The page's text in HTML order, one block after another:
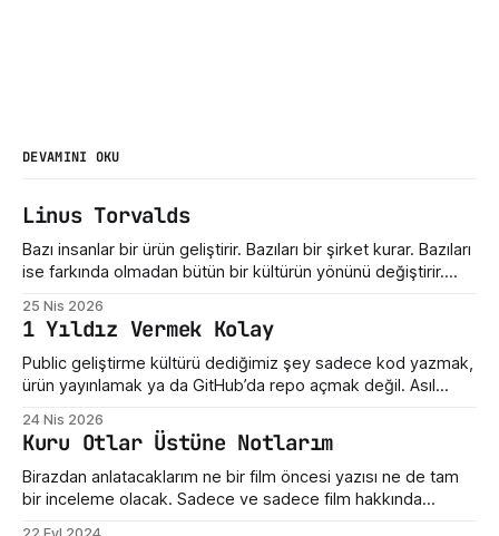
DEVAMINI OKU
Linus Torvalds
Bazı insanlar bir ürün geliştirir. Bazıları bir şirket kurar. Bazıları
ise farkında olmadan bütün bir kültürün yönünü değiştirir.
şey sadece bir işletim sistemi çekirdeği değil. Sunucuların,
telefonların, gömülü sistemlerin, süper bilgisayarların,
geliştirici araçlarının ve modern internet altyapısının sessiz
taşıyıcılarından biri. Ama hikayenin
25 Nis 2026
1 Yıldız Vermek Kolay
Public geliştirme kültürü dediğimiz şey sadece kod yazmak,
ürün yayınlamak ya da GitHub’da repo açmak değil. Asıl
gördüğümüzde ne yaptığımız. Eksik bir özellik fark
ettiğimizde nasıl konuştuğumuz. Bir geliştiricinin henüz
olgunlaşmamış fikrine verdiğimiz tepki. Maalesef bizde çoğu
zaman bu kültür destek
24 Nis 2026
Kuru Otlar Üstüne Notlarım
Birazdan anlatacaklarım ne bir film öncesi yazısı ne de tam
bir inceleme olacak. Sadece ve sadece film hakkında